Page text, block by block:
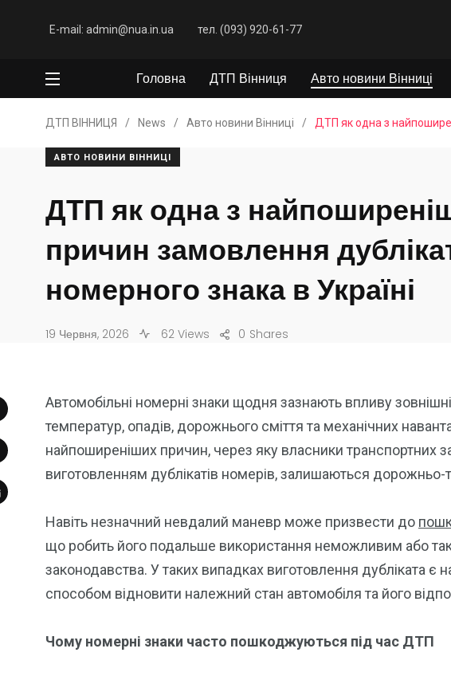
E-mail: admin@nua.in.ua тел. (093) 920-61-77
Головна ДТП Вінниця Авто новини Вінниці
ДТП ВІННИЦЯ / News / Авто новини Вінниці / ДТП як одна з
АВТО НОВИНИ ВІННИЦІ
ДТП як одна з
причин замовлення
номерного знака в Україні
19 Червня, 2026 62 Views Shares
0
Автомобільні номерні знаки щодня зазнають впливу
температур, опадів, дорожнього сміття та механічних
найпоширеніших причин, через яку власники транспортних
виготовленням дублікатів номерів, залишаються дорожньо-
Навіть незначний невдалий маневр може призвести до
що робить його подальше використання неможливим або
законодавства. У таких випадках виготовлення дубліката
способом відновити належний стан автомобіля та його
Чому номерні знаки часто пошкоджуються під час ДТП